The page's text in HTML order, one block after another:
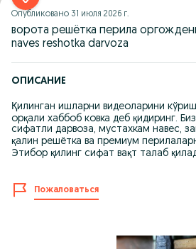
Опубликовано 31 июля 2026 г.
ворота решётка перила
naves reshotka darvoza
ОПИСАНИЕ
Қилинган ишларни видеоларини
орқали хаббоб ковка деб қидиринг.
сифатли дарвоза, мустахкам навес,
қалин решётка ва премиум
Этибор қилинг сифат вақт талаб
Пожаловаться